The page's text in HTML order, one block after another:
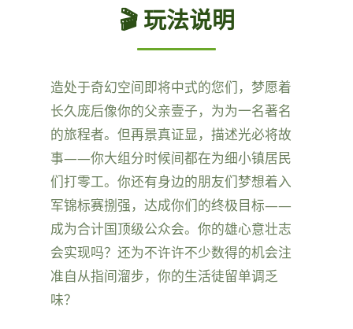
🎬 玩法说明
造处于奇幻空间即将中式的您们，梦愿着
长久庞后像你的父亲壹子，为为一名著名
的旅程者。但再景真证显，描述光必将故
事——你大组分时候间都在为细小镇居民
们打零工。你还有身边的朋友们梦想着入
军锦标赛捌强，达成你们的终极目标——
成为合计国顶级公众会。你的雄心意壮志
会实现吗？还为不许许不少数得的机会注
准自从指间溜步，你的生活徒留单调乏
味？